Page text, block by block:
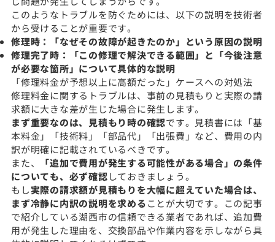
このようなトラブルを防ぐためには、以下の説明を技術者
から受けることが重要です。
修理時：「なぜその故障が起きたのか」という原因の説明
修理完了時：「この修理で解決できる範囲」と「今後注意
が必要な箇所」について具体的な説明
「修理料金が予想以上に高額だった」ケースへの対処法
修理料金に関するトラブルは、事前の見積もりと実際の請
求額に大きな差が生じた場合に発生します。
まず重要なのは、見積もり時の確認です。見積書には「基
本料金」「技術料」「部品代」「出張費」など、費用の内
訳が明確に記載されているべきです。
また、
「追加で費用が発生する可能性がある場合」の条件
についても、必ず確認しておきましょう。
もし実際の請求額が見積もりを大幅に超えていた場合は、
まず冷静に内訳の説明を求めることが大切です。この記事
で紹介している湖西市の信頼できる業者であれば、追加費
用が発生した理由を、交換部品や作業内容を示しながら具